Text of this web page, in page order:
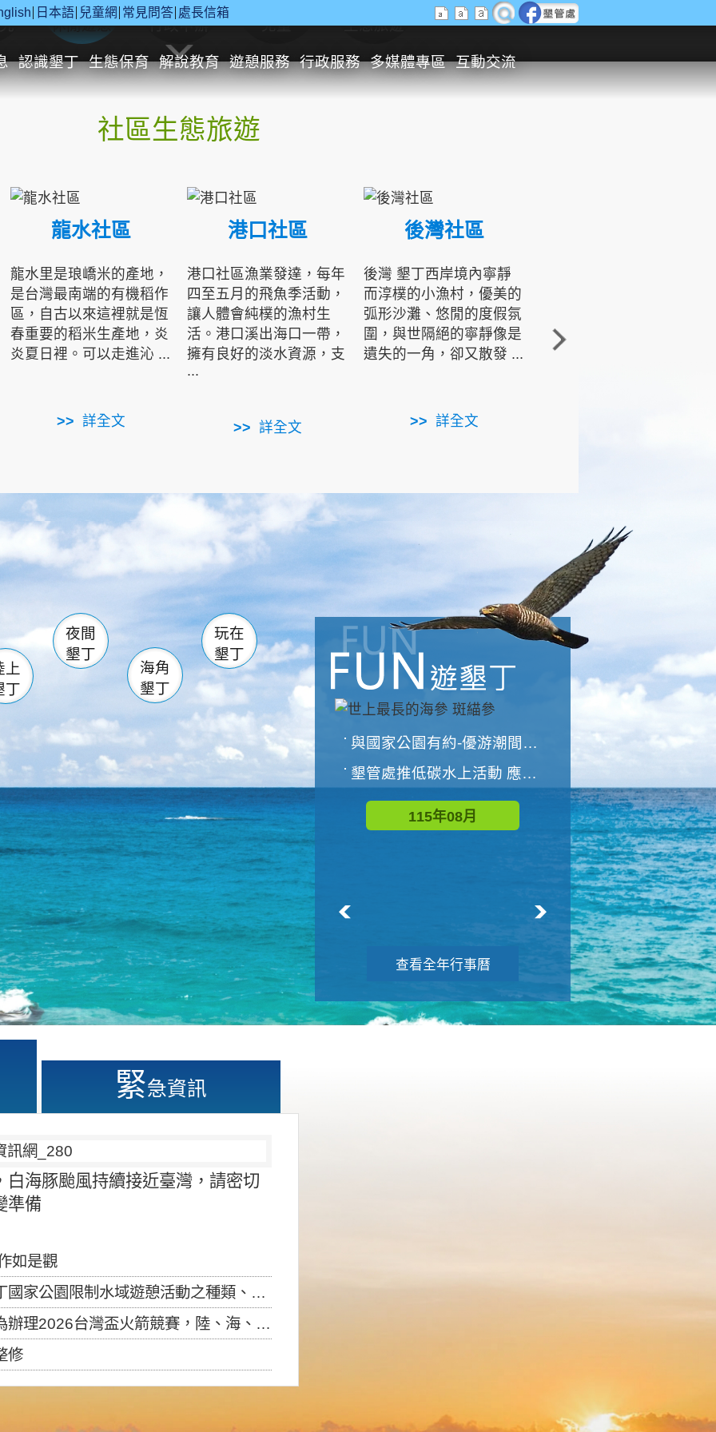
日本語 兒童網 常見問答 處長信箱
認識墾丁 生態保育 解說教育 遊憩服務 行政服務 多媒體專區 互動交流
休閒遊憩 行政申辦 兒童 生態旅遊
社區生態旅遊
龍水社區
龍水里是琅嶠米的產地，
是台灣最南端的有機稻作
區，自古以來這裡就是恆
春重要的稻米生產地，炎
炎夏日裡。可以走進沁 ...
詳全文
港口社區
港口社區漁業發達，每年
四至五月的飛魚季活動，
讓人體會純樸的漁村生
活。港口溪出海口一帶，
擁有良好的淡水資源，支
...
詳全文
後灣社區
後灣 墾丁西岸境內寧靜
而淳樸的小漁村，優美的
弧形沙灘、悠閒的度假氛
圍，與世隔絕的寧靜像是
遺失的一角，卻又散發 ...
詳全文
角的端點，冬季海浪拍打
著礁岸，旺盛的侵蝕作
南仁湖
滿州 佳樂水
森林遊樂區
墾管處遊客中心
社頂公園 風吹沙
船帆石 龍磐公園
香蕉灣 龍坑
鵝鑾鼻
上
丁
夜間
墾丁
海角
墾丁
玩在
墾丁
與國家公園有約-優游潮間探險者
墾管處推低碳水上活動 應屆畢業生限額免費參加
115年08月
世界地球清潔日 墾管處辦理「2026年墾丁國家公園沙灘淨灘活動
115年09月
查看全年行事曆
緊急資訊
海豚颱風持續接近臺灣，請密切
準備
如是觀
制水域遊憩活動之種類、範圍、時間及行為」，自即日生效。
盃火箭競賽，陸、海、空域警戒及協調相關事宜，因颱風備案事宜
修